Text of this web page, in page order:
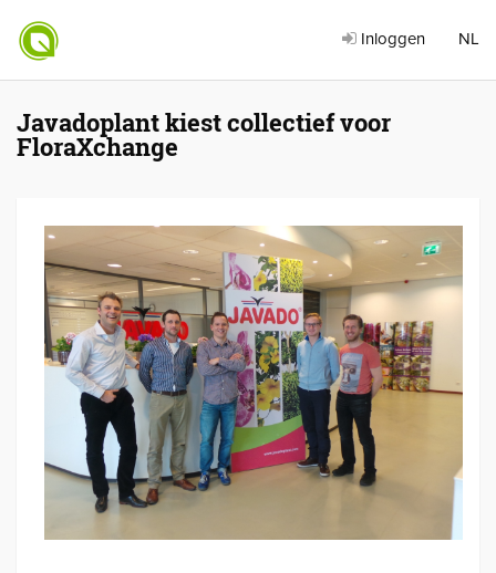
Inloggen NL
Javadoplant kiest collectief voor
FloraXchange